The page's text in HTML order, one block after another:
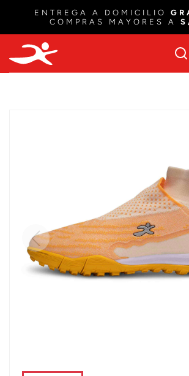
ENTREGA A DOMICILIO
COMPRAS MAYORES A